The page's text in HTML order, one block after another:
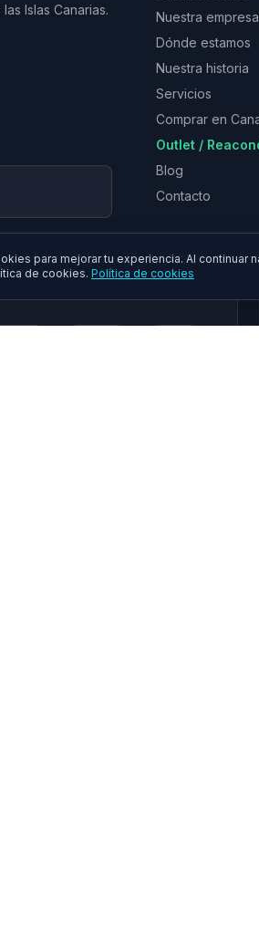
Islas Canarias.
Nuestra empresa
Dónde estamos
Nuestra historia
Servicios
Comprar en
Outlet /
Blog
Contacto
para mejorar tu experiencia. Al continuar
de cookies. Política de cookies